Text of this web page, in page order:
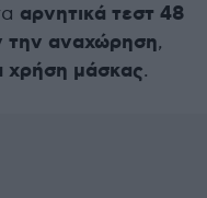
αρνητικά τεστ 48
την αναχώρηση,
χρήση μάσκας.